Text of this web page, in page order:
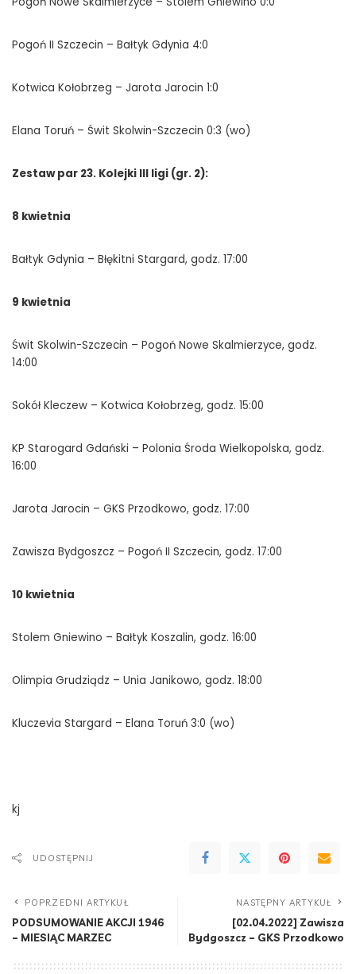
Pogoń II Szczecin – Bałtyk Gdynia 4:0
Kotwica Kołobrzeg – Jarota Jarocin 1:0
Elana Toruń – Świt Skolwin-Szczecin 0:3 (wo)
Zestaw par 23. Kolejki III ligi (gr. 2):
8 kwietnia
Bałtyk Gdynia – Błękitni Stargard, godz. 17:00
9 kwietnia
Świt Skolwin-Szczecin – Pogoń Nowe Skalmierzyce, godz.
14:00
Sokół Kleczew – Kotwica Kołobrzeg, godz. 15:00
KP Starogard Gdański – Polonia Środa Wielkopolska, godz.
16:00
Jarota Jarocin – GKS Przodkowo, godz. 17:00
Zawisza Bydgoszcz – Pogoń II Szczecin, godz. 17:00
10 kwietnia
Stolem Gniewino – Bałtyk Koszalin, godz. 16:00
Olimpia Grudziądz – Unia Janikowo, godz. 18:00
Kluczevia Stargard – Elana Toruń 3:0 (wo)
kj
UDOSTĘPNIJ
POPRZEDNI ARTYKUŁ
PODSUMOWANIE AKCJI 1946
– MIESIĄC MARZEC
NASTĘPNY ARTYKUŁ
[02.04.2022] Zawisza
Bydgoszcz – GKS Przodkowo